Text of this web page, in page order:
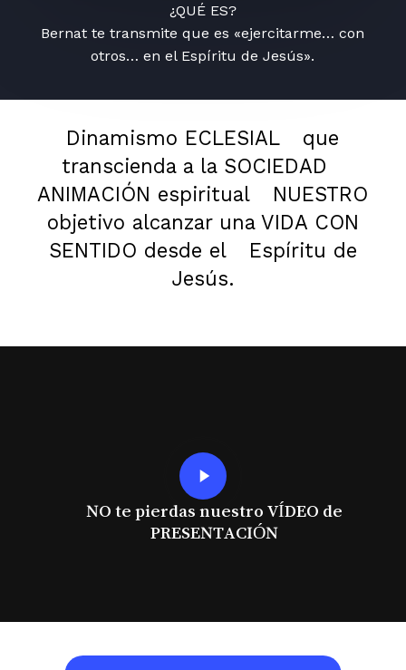
¿QUÉ ES?
Bernat te transmite que es «ejercitarme… con
otros… en el Espíritu de Jesús».
Dinamismo ECLESIAL
que
transcienda a la SOCIEDAD
ANIMACIÓN espiritual
NUESTRO
objetivo alcanzar una VIDA CON
SENTIDO desde el
Espíritu de
Jesús.
Play
Video
NO te pierdas nuestro VÍDEO de
PRESENTACIÓN